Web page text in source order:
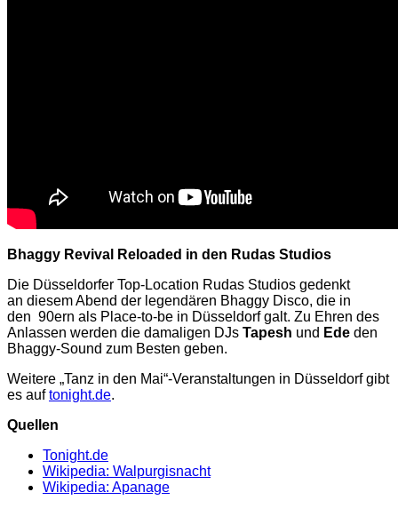
Bhaggy Revival Reloaded in den Rudas Studios
Die Düsseldorfer Top-Location Rudas Studios gedenkt
an diesem Abend der legendären Bhaggy Disco, die in
den 90ern als Place-to-be in Düsseldorf galt. Zu Ehren des
Anlassen werden die damaligen DJs Tapesh und Ede den
Bhaggy-Sound zum Besten geben.
Weitere „Tanz in den Mai“-Veranstaltungen in Düsseldorf gibt
es auftonight.de.
Quellen
Tonight.de
Wikipedia: Walpurgisnacht
Wikipedia: Apanage